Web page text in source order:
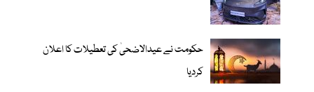
حکومت نے عیدالاضحیٰ کی تعطیلات کا اعلان
کردیا